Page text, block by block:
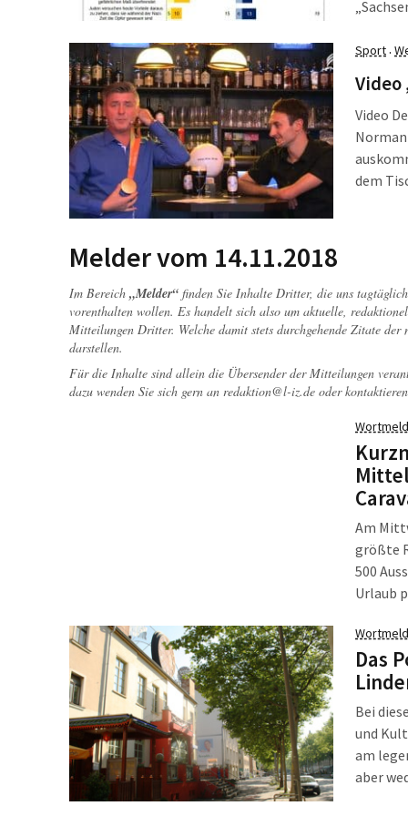
Leipzig.
Sport·
Video
Video
dem
Melder vom 14.11.2018
Im Bereich „Melder“ finden Sie Inhalte Dritter, die uns
vorenthalten wollen. Es handelt sich also um aktuelle,
Mitteilungen Dritter. Welche damit stets durchgehende Zitate
darstellen.
Für die Inhalte sind allein die Übersender der Mitteilungen
dazu wenden Sie sich gern an redaktion@l-iz.de oder
Am
größte
500
Urlaub
Das
Bei
und
am
aber